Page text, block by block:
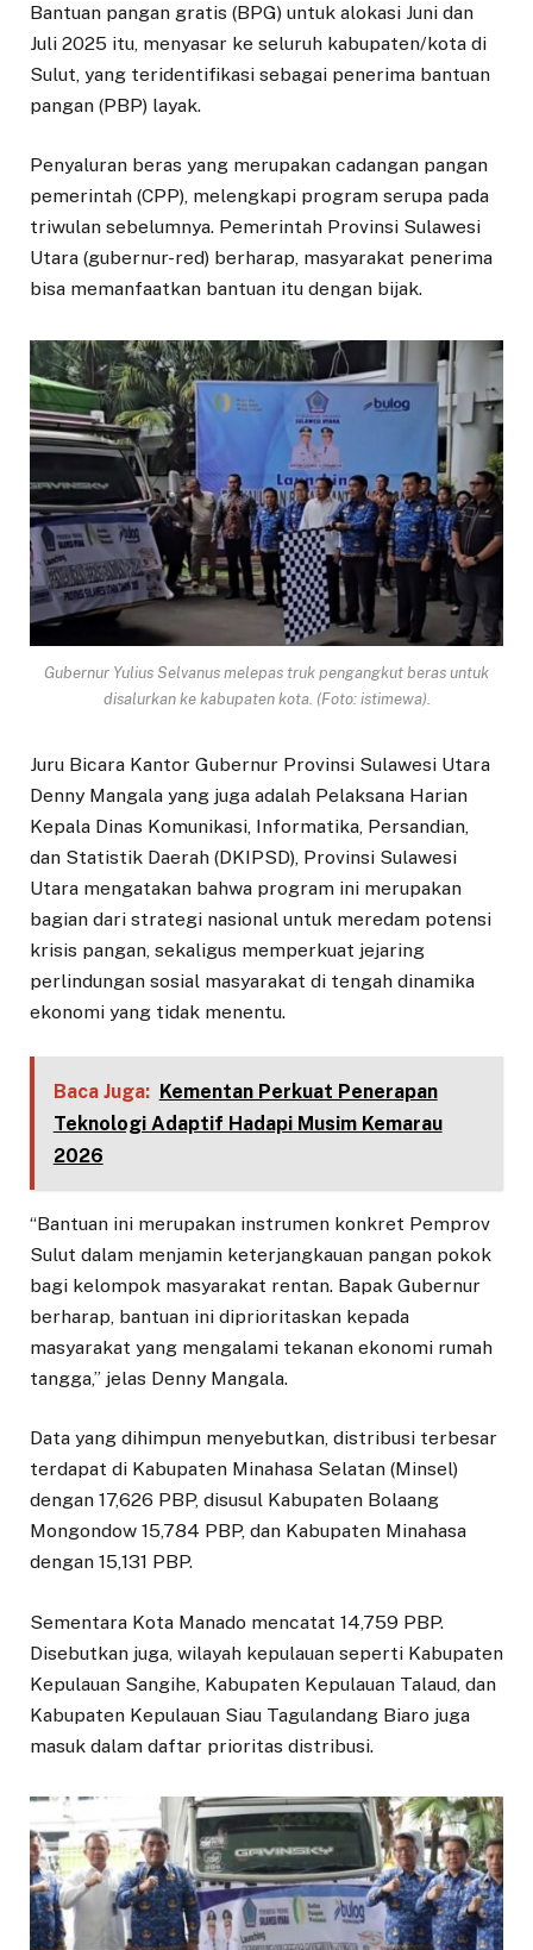
Bantuan pangan gratis (BPG) untuk alokasi Juni dan
Juli 2025 itu, menyasar ke seluruh kabupaten/kota di
Sulut, yang teridentifikasi sebagai penerima bantuan
pangan (PBP) layak.
Penyaluran beras yang merupakan cadangan pangan
pemerintah (CPP), melengkapi program serupa pada
triwulan sebelumnya. Pemerintah Provinsi Sulawesi
Utara (gubernur-red) berharap, masyarakat penerima
bisa memanfaatkan bantuan itu dengan bijak.
Gubernur Yulius Selvanus melepas truk pengangkut beras untuk
disalurkan ke kabupaten kota. (Foto: istimewa).
Juru Bicara Kantor Gubernur Provinsi Sulawesi Utara
Denny Mangala yang juga adalah Pelaksana Harian
Kepala Dinas Komunikasi, Informatika, Persandian,
dan Statistik Daerah (DKIPSD), Provinsi Sulawesi
Utara mengatakan bahwa program ini merupakan
bagian dari strategi nasional untuk meredam potensi
krisis pangan, sekaligus memperkuat jejaring
perlindungan sosial masyarakat di tengah dinamika
ekonomi yang tidak menentu.
Baca Juga: Kementan Perkuat Penerapan
Teknologi Adaptif Hadapi Musim Kemarau
2026
“Bantuan ini merupakan instrumen konkret Pemprov
Sulut dalam menjamin keterjangkauan pangan pokok
bagi kelompok masyarakat rentan. Bapak Gubernur
berharap, bantuan ini diprioritaskan kepada
masyarakat yang mengalami tekanan ekonomi rumah
tangga,” jelas Denny Mangala.
Data yang dihimpun menyebutkan, distribusi terbesar
terdapat di Kabupaten Minahasa Selatan (Minsel)
dengan 17,626 PBP, disusul Kabupaten Bolaang
Mongondow 15,784 PBP, dan Kabupaten Minahasa
dengan 15,131 PBP.
Sementara Kota Manado mencatat 14,759 PBP.
Disebutkan juga, wilayah kepulauan seperti Kabupaten
Kepulauan Sangihe, Kabupaten Kepulauan Talaud, dan
Kabupaten Kepulauan Siau Tagulandang Biaro juga
masuk dalam daftar prioritas distribusi.